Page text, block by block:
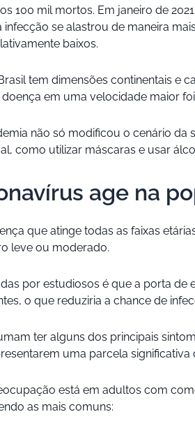
100 mil mortos. Em janeiro de
se alastrou de maneira
baixos.
tem dimensões continentais
em uma velocidade maior
não só modificou o cenário
como utilizar máscaras e usar
age na
que atinge todas as faixas
leve ou moderado.
por estudiosos é que a porta
o que reduziria a chance de
ter alguns dos principais
uma parcela significativa
está em adultos com
as mais comuns: